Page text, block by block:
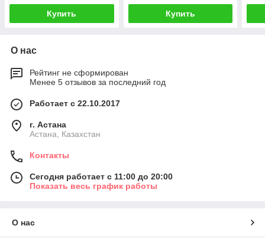
Купить Купить
О нас
Рейтинг не сформирован
Менее 5 отзывов за последний год
Работает с 22.10.2017
г. Астана
Астана, Казахстан
Контакты
Сегодня работает с 11:00 до 20:00
Показать весь график работы
О нас